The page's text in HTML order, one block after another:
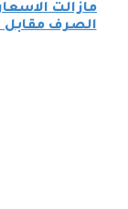
مازالت
الصرف مقابل